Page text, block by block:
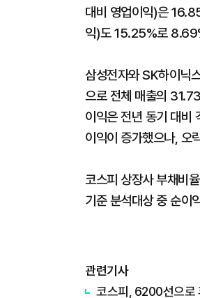
대비 영업이익)은
익)도 15.25%로
삼성전자와 SK하이닉
으로 전체 매출의
이익은 전년 동기 대
이익이 증가했으나, 오
코스피 상장사 부채비
기준 분석대상 중 순
관련기사
코스피, 6200선으로